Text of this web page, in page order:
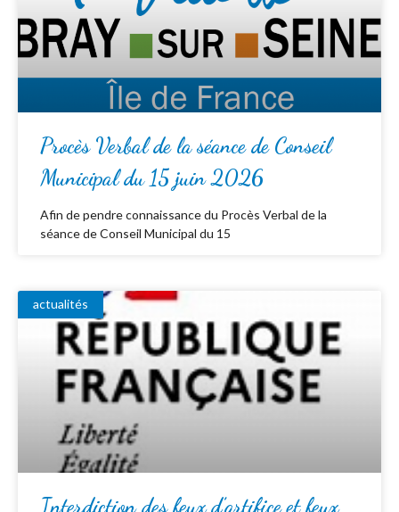
Procès Verbal de la séance de Conseil
Municipal du 15 juin 2026
Afin de pendre connaissance du Procès Verbal de la
séance de Conseil Municipal du 15
actualités
Interdiction des feux d’artifice et feux